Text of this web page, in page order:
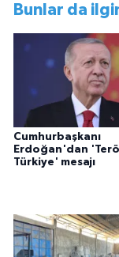
Bunlar da
Cumhurbaşkanı
Erdoğan'dan
Türkiye' mesajı